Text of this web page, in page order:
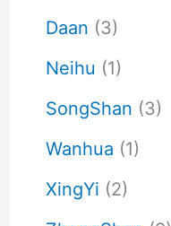
Daan (3)
Neihu (1)
SongShan (3)
Wanhua (1)
XingYi (2)